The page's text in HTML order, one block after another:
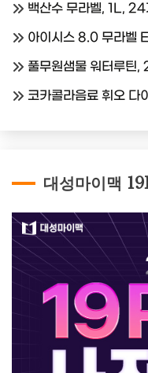
백산수 무라벨, 1L, 24
아이시스 8.0 무라벨
풀무원샘물 워터루틴
코카콜라음료 휘오
대성마이맥